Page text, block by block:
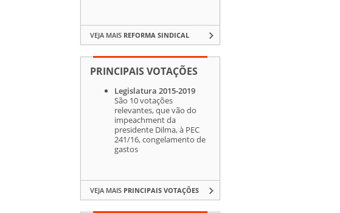
VEJA MAIS REFORMA SINDICAL
PRINCIPAIS VOTAÇÕES
Legislatura 2015-2019
São 10 votações
relevantes, que vão do
impeachment da
presidente Dilma, à PEC
241/16, congelamento de
gastos
VEJA MAIS PRINCIPAIS VOTAÇÕES